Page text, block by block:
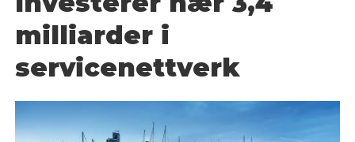
milliarder i
servicenettverk